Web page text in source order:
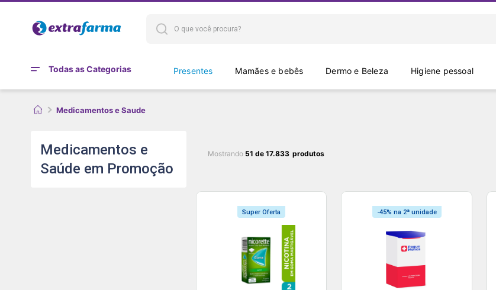
Todas as Categorias Presentes Mamães e bebês Dermo e Beleza Higiene pessoal
Medicamentos e Saude
Medicamentos e
Saúde em Promoção
Mostrando 51 de 17.833
Super Oferta -45% na 2ª unidade